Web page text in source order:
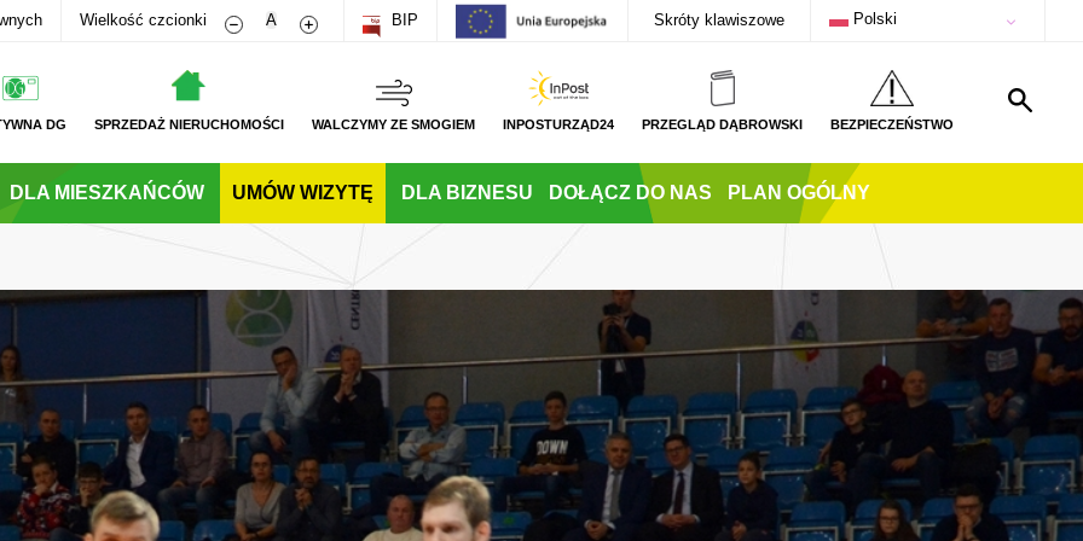
Wielkość czcionki Zmniejsz rozmiar czcionki
A Zwiększ rozmiar czcionki
BIP Skróty klawiszowe Polski
DG SPRZEDAŻ NIERUCHOMOŚCI WALCZYMY ZE SMOGIEM INPOSTURZĄD24 PRZEGLĄD DĄBROWSKI BEZPIECZEŃSTWO
DLA MIESZKAŃCÓW UMÓW WIZYTĘ DLA BIZNESU DOŁĄCZ DO NAS PLAN OGÓLNY